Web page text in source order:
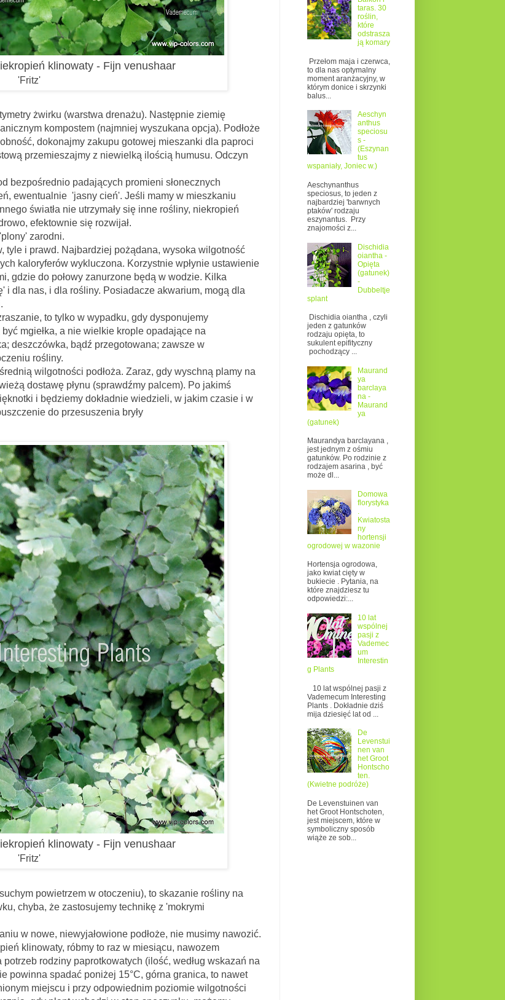
klinowaty - Fijn venushaar
'Fritz'
żwirku (warstwa drenażu). Następnie ziemię
kompostem (najmniej wyszukana opcja). Podłoże
dokonajmy zakupu gotowej mieszanki dla paproci
przemieszajmy z niewielką ilością humusu. Odczyn
padających promieni słonecznych
ewentualnie 'jasny cień'. Jeśli mamy w mieszkaniu
światła nie utrzymały się inne rośliny, niekropień
efektownie się rozwijał.
zarodni.
Najbardziej pożądana, wysoka wilgotność
kaloryferów wykluczona. Korzystnie wpłynie ustawienie
gdzie do połowy zanurzone będą w wodzie. Kilka
i dla nas, i dla rośliny. Posiadacze akwarium, mogą dla
tylko w wypadku, gdy dysponujemy
mgiełka, a nie wielkie krople opadające na
deszczówka, bądź przegotowana; zawsze w
rośliny.
wilgotności podłoża. Zaraz, gdy wyschną plamy na
dostawę płynu (sprawdźmy palcem). Po jakimś
i będziemy dokładnie wiedzieli, w jakim czasie i w
do przesuszenia bryły
klinowaty - Fijn venushaar
'Fritz'
powietrzem w otoczeniu), to skazanie rośliny na
chyba, że zastosujemy technikę z 'mokrymi
niewyjałowione podłoże, nie musimy nawozić.
klinowaty, róbmy to raz w miesiącu, nawozem
rodziny paprotkowatych (ilość, według wskazań na
powinna spadać poniżej 15°C, górna granica, to nawet
miejscu i przy odpowiednim poziomie wilgotności
taras. 30
roślin,
które
odstrasza
ją komary
Przełom maja i czerwca,
to dla nas optymalny
moment aranżacyjny, w
którym donice i skrzynki
balus...
Aeschyn
anthus
speciosu
s -
(Eszynan
tus
wspaniały, Joniec w.)
Aeschynanthus
speciosus, to jeden z
najbardziej 'barwnych
ptaków' rodzaju
eszynantus. Przy
znajomości z...
Dischidia
oiantha -
Opięta
(gatunek)
-
Dubbeltje
splant
Dischidia oiantha , czyli
jeden z gatunków
rodzaju opięta, to
sukulent epifityczny
pochodzący ...
Maurand
ya
barclaya
na -
Maurand
ya
(gatunek)
Maurandya barclayana ,
jest jednym z ośmiu
gatunków. Po rodzinie z
rodzajem asarina , być
może dl...
Domowa
florystyka
.
Kwiatosta
ny
hortensji
ogrodowej w wazonie
Hortensja ogrodowa,
jako kwiat cięty w
bukiecie . Pytania, na
które znajdziesz tu
odpowiedzi:...
10 lat
wspólnej
pasji z
Vademec
um
Interestin
g Plants
10 lat wspólnej pasji z
Vademecum Interesting
Plants . Dokładnie dziś
mija dziesięć lat od ...
De
Levenstui
nen van
het Groot
Hontscho
ten.
(Kwietne podróże)
De Levenstuinen van
het Groot Hontschoten,
jest miejscem, które w
symboliczny sposób
wiąże ze sob...